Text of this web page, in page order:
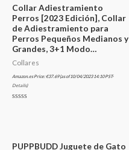
Collar Adiestramiento
Perros [2023 Edición], Collar
de Adiestramiento para
Perros Pequeños Medianos y
Grandes, 3+1 Modo…
Collares
Amazon.es Price:€37.69(as of 10/04/2023 14:10 PST-
Details)
PUPPBUDD Juguete de Gato